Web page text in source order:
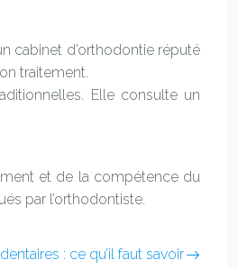
cabinet d’orthodontie réputé
traitement.
Elle consulte un
et de la compétence du
par l’orthodontiste.
: ce qu’il faut savoir